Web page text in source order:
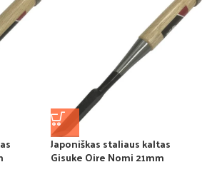
Japoniškas staliaus kaltas
Gisuke Oire Nomi 21mm